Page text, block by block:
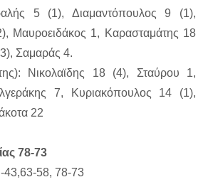
5 (1), Διαμαντόπουλος 9 (1),
Μαυροειδάκος 1, Καρασταμάτης 18
Σαμαράς 4.
Νικολαϊδης 18 (4), Σταύρου 1,
7, Κυριακόπουλος 14 (1),
22
78-73
43,63-58, 78-73